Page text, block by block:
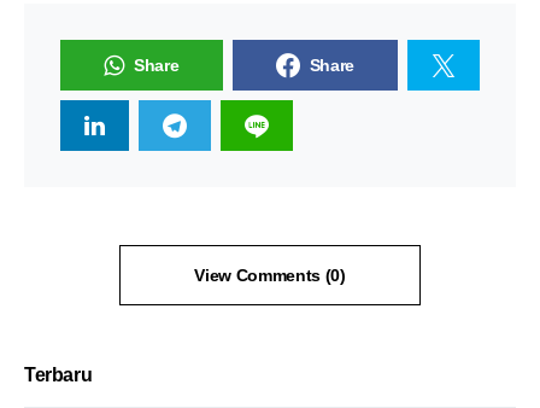
Share Share
View Comments (0)
Terbaru